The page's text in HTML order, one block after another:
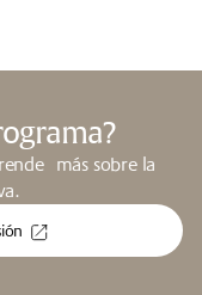
más sobre la